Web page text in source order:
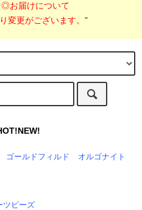
お届けについて
変更がございます。"
ゴールドフィルド オルゴナイト
ツビーズ